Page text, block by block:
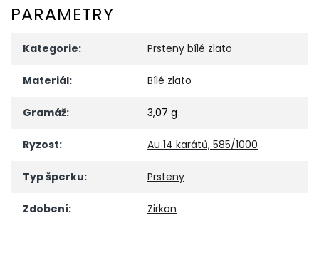
PARAMETRY
Kategorie: Prsteny bílé zlato
Materiál: Bílé zlato
Gramáž: 3,07 g
Ryzost: Au 14 karátů, 585/1000
Typ šperku: Prsteny
Zdobení: Zirkon